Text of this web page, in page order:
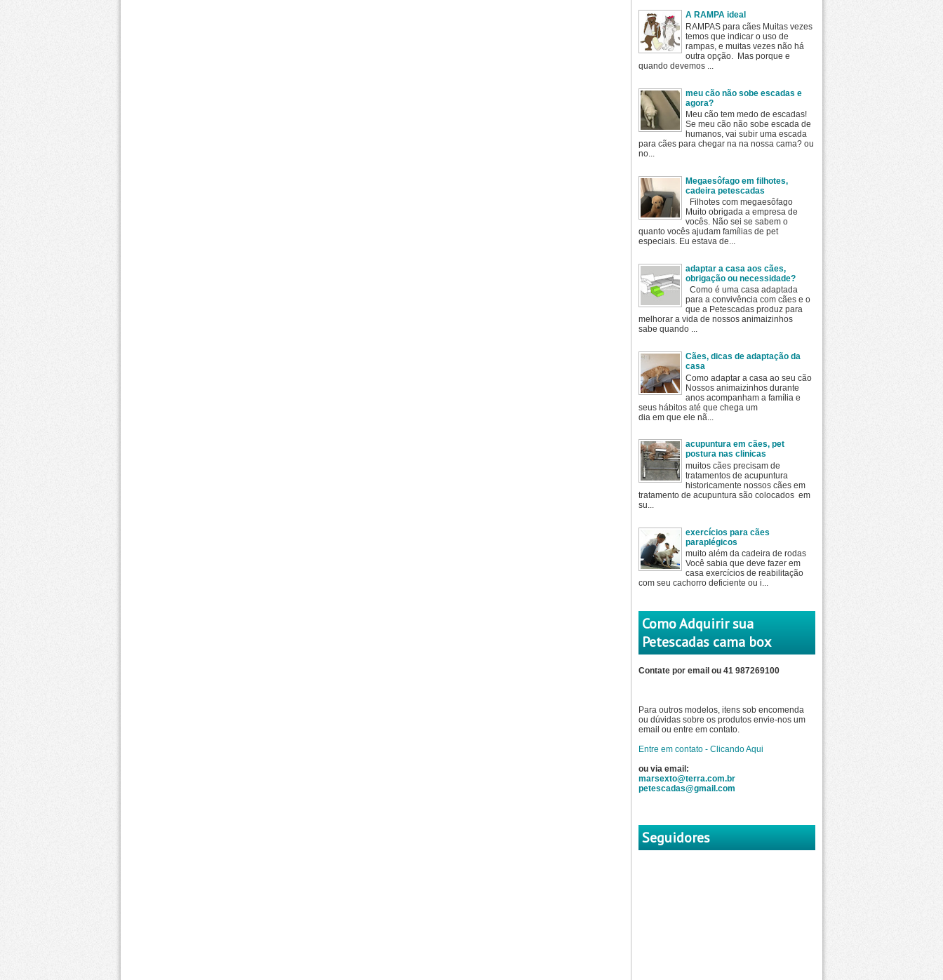
A RAMPA ideal
RAMPAS para cães Muitas vezes
temos que indicar o uso de
rampas, e muitas vezes não há
outra opção. Mas porque e
quando devemos ...
meu cão não sobe escadas e
agora?
Meu cão tem medo de escadas!
Se meu cão não sobe escada de
humanos, vai subir uma escada
para cães para chegar na na nossa cama? ou
no...
Megaesôfago em filhotes,
cadeira petescadas
Filhotes com megaesôfago
Muito obrigada a empresa de
vocês. Não sei se sabem o
quanto vocês ajudam famílias de pet
especiais. Eu estava de...
adaptar a casa aos cães,
obrigação ou necessidade?
Como é uma casa adaptada
para a convivência com cães e o
que a Petescadas produz para
melhorar a vida de nossos animaizinhos
sabe quando ...
Cães, dicas de adaptação da
casa
Como adaptar a casa ao seu cão
Nossos animaizinhos durante
anos acompanham a família e
seus hábitos até que chega um
dia em que ele nã...
acupuntura em cães, pet
postura nas clinicas
muitos cães precisam de
tratamentos de acupuntura
historicamente nossos cães em
tratamento de acupuntura são colocados em
su...
exercícios para cães
paraplégicos
muito além da cadeira de rodas
Você sabia que deve fazer em
casa exercícios de reabilitação
com seu cachorro deficiente ou i...
Como Adquirir sua
Petescadas cama box
Contate por email ou 41 987269100
Para outros modelos, itens sob encomenda
ou dúvidas sobre os produtos envie-nos um
email ou entre em contato.
Entre em contato - Clicando Aqui
ou via email:
marsexto@terra.com.br
petescadas@gmail.com
Seguidores